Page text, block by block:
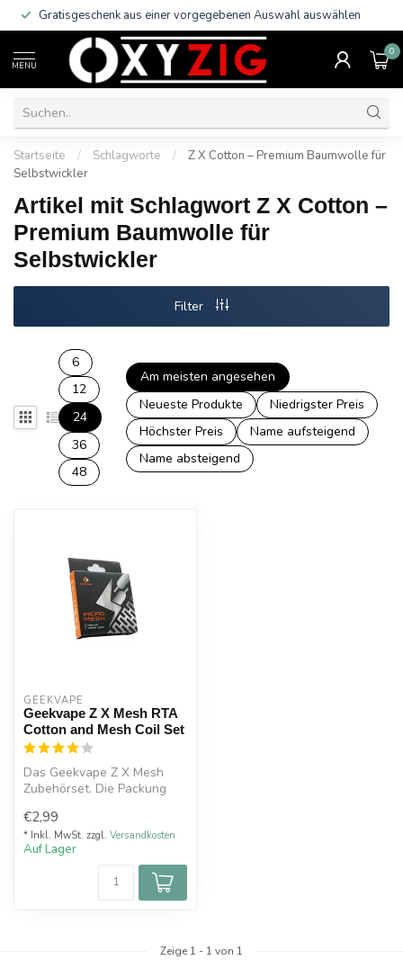
Gratisgeschenk aus einer vorgegebenen Auswahl auswählen
MENU
0
Startseite / Schlagworte /
Z X Cotton – Premium Baumwolle für
Selbstwickler
Artikel mit Schlagwort Z X Cotton –
Premium Baumwolle für
Selbstwickler
Filter
6
12
24
36
48
Am meisten angesehen
Neueste Produkte
Niedrigster Preis
Höchster Preis
Name aufsteigend
Name absteigend
GEEKVAPE
Geekvape Z X Mesh RTA
Cotton and Mesh Coil Set
Das Geekvape Z X Mesh
Zubehörset. Die Packung
und 2 Me...
€2,99
* Inkl. MwSt. zzgl. Versandkosten
Auf Lager
Zeige 1 - 1 von 1